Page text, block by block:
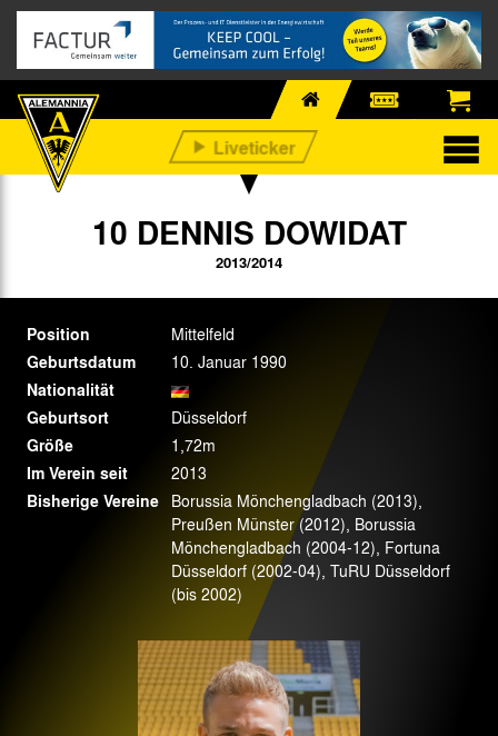
10 DENNIS DOWIDAT
2013/2014
Position Mittelfeld
Geburtsdatum 10. Januar 1990
Nationalität
Geburtsort
Düsseldorf
Größe 1,72m
Im Verein seit 2013
Bisherige Vereine Borussia Mönchengladbach (2013),
Preußen Münster (2012), Borussia
Mönchengladbach (2004-12), Fortuna
Düsseldorf (2002-04), TuRU Düsseldorf
(bis 2002)